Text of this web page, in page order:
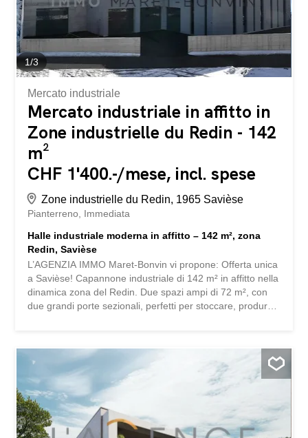
supplementare al 078 803 47 57...
1/3
Mercato industriale
Mercato industriale in affitto in
Zone industrielle du Redin - 142
m²
CHF 1'400.-/mese, incl. spese
Zone industrielle du Redin, 1965 Savièse
Pianterreno
Immediata
Halle industriale moderna in affitto – 142 m², zona
Redin, Savièse
L’AGENZIA IMMO Maret-Bonvin vi propone: Offerta unica
a Savièse! Capannone industriale di 142 m² in affitto nella
dinamica zona del Redin. Due spazi ampi di 72 m², con
due grandi porte sezionali, perfetti per stoccare, produrre
con opzione di posto auto esterno per 60 CHF in più. Non
perdete questa opportunità, contattateci subito per una
visita! www.lagenceimmo.ch L'AGENCE IMMO Maret-
Bonvin vou propose : Offre unique à Savièse ! Halle
industrielle de 142 m² à louer dans la dynamique zone du
Redin. Deux espaces spacieux de 72 m², avec deux
grandes portes sectionnelles, parfaits pour stocker,